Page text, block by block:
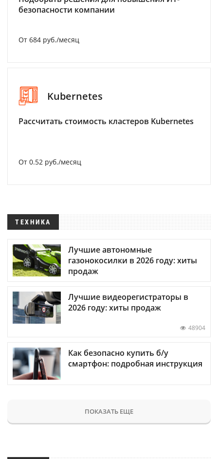
безопасности компании
От 684 руб./месяц
Kubernetes
Рассчитать стоимость кластеров Kubernetes
От 0.52 руб./месяц
ТЕХНИКА
Лучшие автономные
газонокосилки в 2026 году: хиты
продаж
Лучшие видеорегистраторы в
2026 году: хиты продаж
48904
Как безопасно купить б/у
смартфон: подробная инструкция
ПОКАЗАТЬ ЕЩЕ